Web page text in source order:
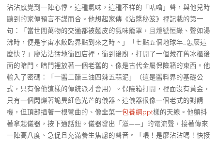
沾沾感覺到一陣心悸。這種氣味，這種不祥的「咕嚕」聲，與他兒時
聽到的家傳預言不謀而合。他想起家傳《沾醬秘笈》裡記載的第一
句：「當世間萬物的交通都被麵皮的氣味籠罩，且燈號恒綠、聲如湯
沸時，便是宇宙水餃臨界點到來之時。」「七點五個地球年…怎麼這
麼快？」廖沾沾猛地衝回店裡，衝到後廚，打開了一個藏在舊冰櫃後
面的暗門。暗門裡放著一個老舊的、像是古代金屬保險箱的東西。他
輸入了密碼：「一醬二醋三油四辣五蒜泥」（這是醬料界的基礎公
式，只有像他這樣的傳統派才會用）。保險箱打開，裡面沒有黃金，
只有一個閃爍著詭異紅色光芒的儀器。這儀器很像一個老式的對講
機，但頂部插著一根彎曲的、像韭菜一包養網ppt樣的天線。他顫抖
著拿起儀器，按下通話鈕。儀器發出「滋——」的電流聲，接著傳來
一陣高八度、急促且充滿養生焦慮的聲音。「喂！是廖沾沾嗎！快接